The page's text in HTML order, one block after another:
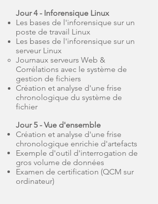
Jour 4 - Inforensique Linux
Les bases de l'inforensique sur un
poste de travail Linux
Les bases de l'inforensique sur un
serveur Linux
Journaux serveurs Web &
Corrélations avec le système de
gestion de fichiers
Création et analyse d'une frise
chronologique du système de
fichier
Jour 5 - Vue d'ensemble
Création et analyse d'une frise
chronologique enrichie d'artefacts
Exemple d'outil d'interrogation de
gros volume de données
Examen de certification (QCM sur
ordinateur)